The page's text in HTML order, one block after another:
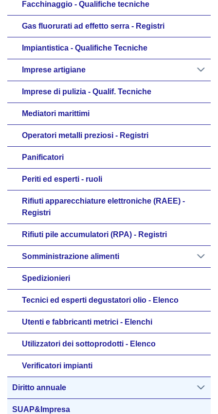
Facchinaggio - Qualifiche tecniche
Gas fluorurati ad effetto serra - Registri
Impiantistica - Qualifiche Tecniche
Imprese artigiane
Imprese di pulizia - Qualif. Tecniche
Mediatori marittimi
Operatori metalli preziosi - Registri
Panificatori
Periti ed esperti - ruoli
Rifiuti apparecchiature elettroniche (RAEE) -
Registri
Rifiuti pile accumulatori (RPA) - Registri
Somministrazione alimenti
Spedizionieri
Tecnici ed esperti degustatori olio - Elenco
Utenti e fabbricanti metrici - Elenchi
Utilizzatori dei sottoprodotti - Elenco
Verificatori impianti
Diritto annuale
SUAP&Impresa